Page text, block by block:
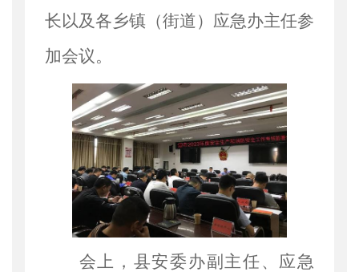
长以及各乡镇（街道）应急办主任参
加会议。
会上，县安委办副主任、应急